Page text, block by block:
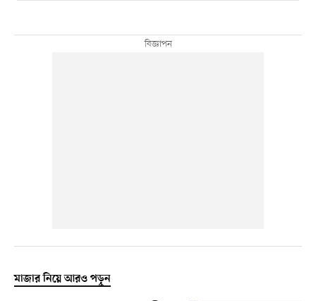
মাজার নিয়ে আরও পড়ুন